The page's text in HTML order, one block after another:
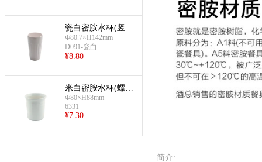
瓷白密胺水杯(竖纹
杯)
Ф80.7×H142mm
D091-瓷白
¥8.80
米白密胺水杯(螺
纹)
Ф80×H88mm
6331
¥7.30
简介: